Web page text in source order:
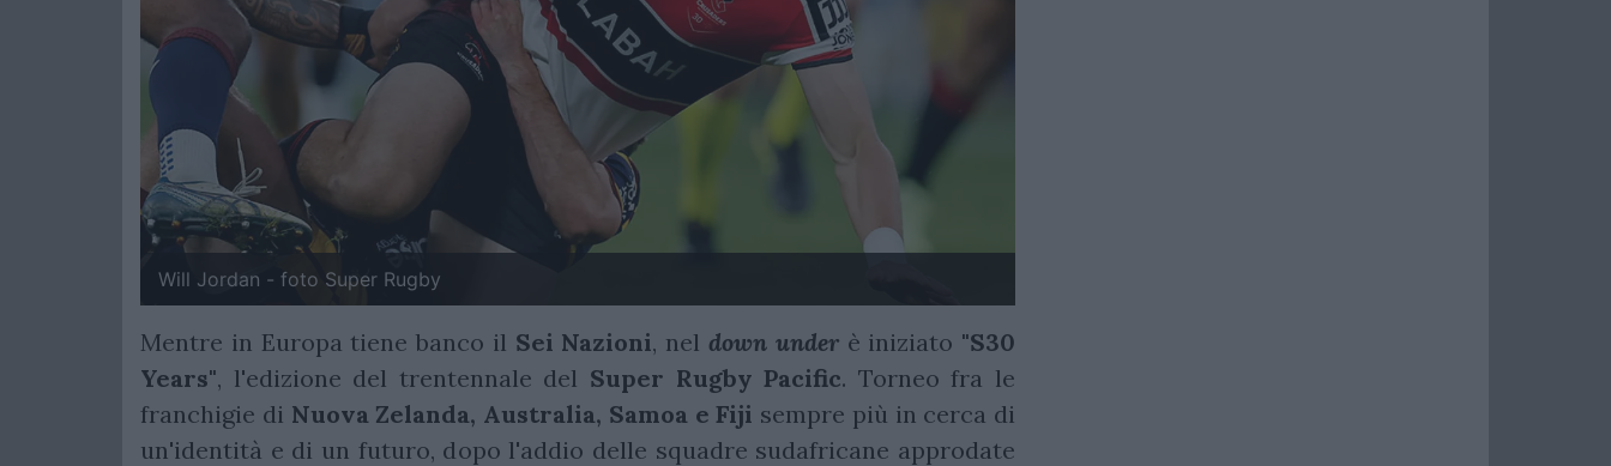
Will Jordan - foto Super Rugby
Mentre in Europa tiene banco il Sei Nazioni, nel down under è iniziato "S30
Years", l'edizione del trentennale del Super Rugby Pacific. Torneo fra le
franchigie di Nuova Zelanda, Australia, Samoa e Fiji sempre più in cerca di
un'identità e di un futuro, dopo l'addio delle squadre sudafricane approdate